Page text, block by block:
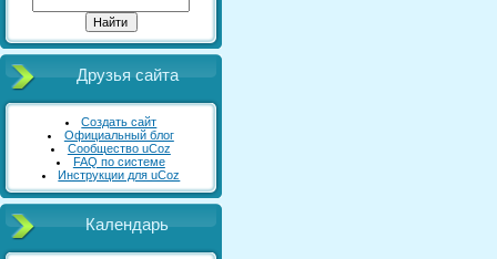
Друзья сайта
Создать сайт
Официальный блог
Сообщество uCoz
FAQ по системе
Инструкции для uCoz
Календарь